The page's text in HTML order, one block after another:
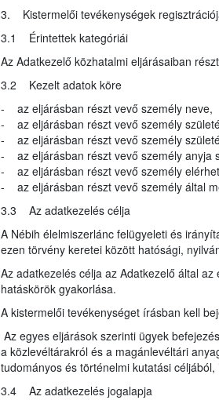
3. Kistermelői tevékenységek
3.1 Érintettek kategóriái
Az Adatkezelő közhatalmi eljárásaiban
3.2 Kezelt adatok köre
- az eljárásban részt vevő személy neve,
- az eljárásban részt vevő személy
- az eljárásban részt vevő személy
- az eljárásban részt vevő személy anyja
- az eljárásban részt vevő személy
- az eljárásban részt vevő személy által
3.3 Az adatkezelés célja
A Nébih élelmiszerlánc felügyeleti és
ezen törvény keretei között hatósági,
Az adatkezelés célja az Adatkezelő által
hatáskörök gyakorlása.
A kistermelői tevékenységet írásban kell
Az egyes eljárások szerinti ügyek
a közlevéltárakról és a magánlevéltári
tudományos és történelmi kutatási
3.4 Az adatkezelés jogalapja